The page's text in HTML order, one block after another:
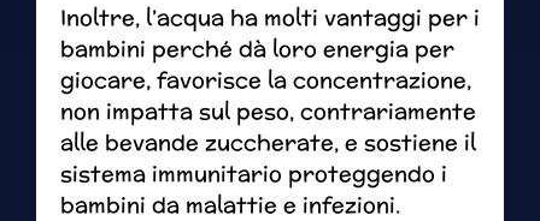
Inoltre, l’acqua ha molti vantaggi per i
bambini perché dà loro energia per
giocare, favorisce la concentrazione,
non impatta sul peso, contrariamente
alle bevande zuccherate, e sostiene il
sistema immunitario proteggendo i
bambini da malattie e infezioni.